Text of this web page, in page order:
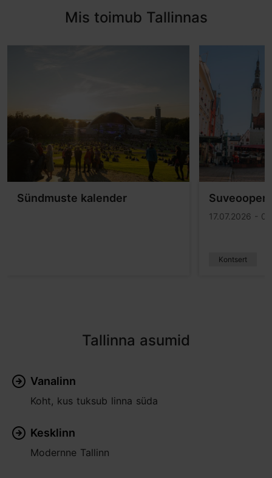
Mis toimub Tallinnas
Sündmuste kalender Suveooper
17.07.2026 -
Kontsert
Tallinna asumid
Vanalinn
Koht, kus tuksub linna süda
Kesklinn
Modernne Tallinn